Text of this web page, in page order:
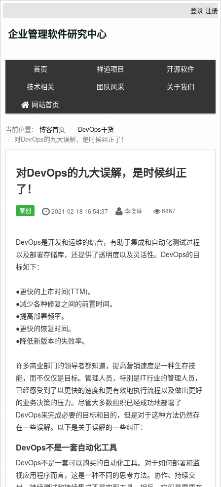
登录 注册
企业管理软件研究中心
首页 禅道项目
开源软件
技术相关
团队风采
关于我们
网站首页
当前位置： 博客首页
DevOps干货
对DevOps的九大误解，是时候纠正了！
对DevOps的九大误解，是时候纠正
了！
原创 2021-02-18 16:54:37 李晓琳 6867
DevOps是开发和运维的结合，有助于集成和自动化测试过程
以及部署存储库，还提供了透明度以及灵活性。DevOps的目
标如下：
●更快的上市时间(TTM)。
●减少各种修复之间的前置时间。
●提高部署频率。
●更快的恢复时间。
●降低新版本的失败率。
许多商业部门的领导者都知道，提高营销速度是一种生存技
能，而不仅仅是目标。管理人员，特别是IT行业的管理人员，
已经感受到了以更快的速度和更有效地执行流程以及做出更好
的业务决策的压力。尽管大多数组织已经成功地部署了
DevOps来完成必要的目标和目的，但是对于这种方法仍然存
在一些误解。以下是关于误解的一些纠正：
DevOps不是一套自动化工具
DevOps不是一套可以购买的自动化工具。对于如何部署和监
视应用程序而言，这是一种不同的思考方法。协作、持续交